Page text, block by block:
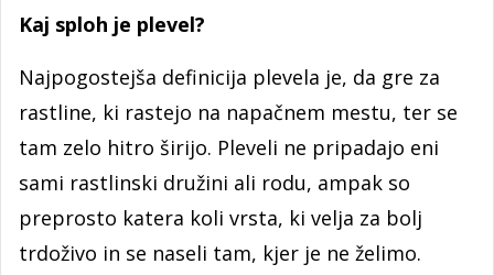
Kaj sploh je plevel?
Najpogostejša definicija plevela je, da gre za
rastline, ki rastejo na napačnem mestu, ter se
tam zelo hitro širijo. Pleveli ne pripadajo eni
sami rastlinski družini ali rodu, ampak so
preprosto katera koli vrsta, ki velja za bolj
trdoživo in se naseli tam, kjer je ne želimo.